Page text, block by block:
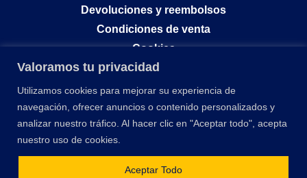
Valoramos tu privacidad
Utilizamos cookies para mejorar su experiencia de
navegación, ofrecer anuncios o contenido personalizados y
analizar nuestro tráfico. Al hacer clic en "Aceptar todo", acepta
nuestro uso de cookies.
Aceptar Todo
Devoluciones y reembolsos
Condiciones de venta
Cookies
Política de privacidad